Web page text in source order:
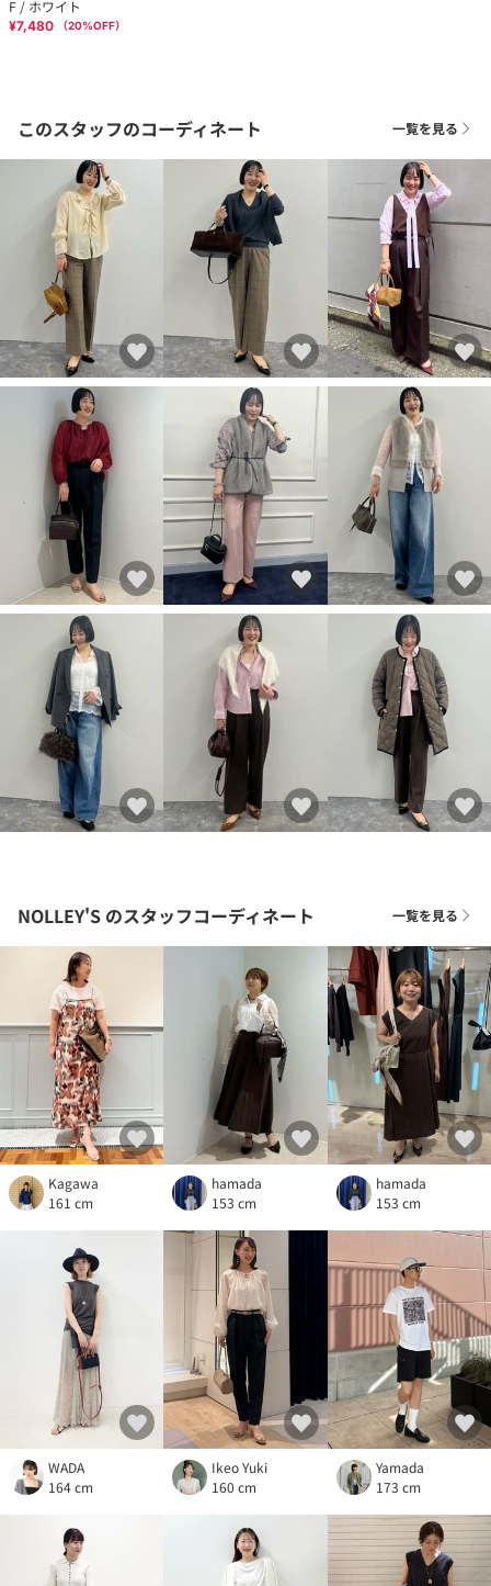
F / ホワイト
¥7,480 （20%OFF）
このスタッフのコーディネート 一覧を見る
NOLLEY'S のスタッフコーディネート 一覧を見る
Kagawa
161 cm
hamada
153 cm
hamada
153 cm
WADA
164 cm
Ikeo Yuki
160 cm
Yamada
173 cm